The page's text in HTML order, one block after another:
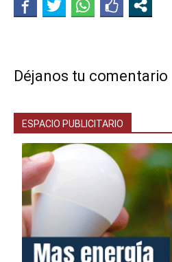
Déjanos tu comentario
ESPACIO PUBLICITARIO